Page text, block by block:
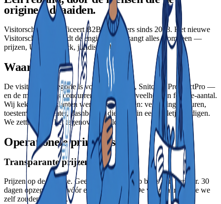
origineel draaiden.
Visitorscheck identificeert B2B-bezoekers sinds 2018. Het nieuwe
Visitorscheck behoudt de engine en vervangt alles eromheen —
prijzen, UX, datastack, juridische basis.
Waarom nu?
De visitor-ID-categorie is vol — Leadinfo, Snitcher, ProspectPro —
en de meeste tools concurreren op datahoeveelheid en feature-aantal.
Wij keken waar klanten werkelijk afhaakten: verrassingsfacturen,
toestemmingstheater, dashboards die nooit in een belletje eindigen.
We zetten in op het tegenovergestelde.
Operationele principes
Transparante prijzen
Prijzen op de website. Geen verrassingen op basis van verkeer. 30
dagen opzegtermijn vóór elke verlenging. De voorwaarden die we
zelf zouden tekenen.